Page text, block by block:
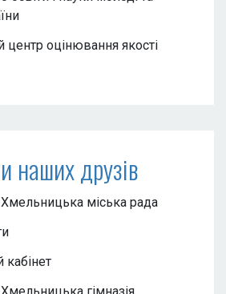
центр оцінювання якості
наших друзів
міська рада
гімназія